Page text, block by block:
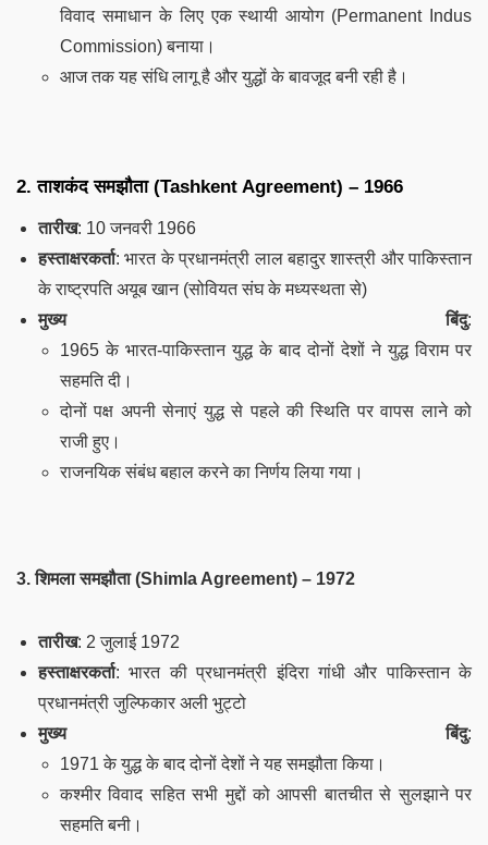
विवाद समाधान के लिए एक स्थायी आयोग (Permanent Indus
Commission) बनाया।
आज तक यह संधि लागू है और युद्धों के बावजूद बनी रही है।
2.ताशकंद समझौता (Tashkent Agreement) – 1966
तारीख: 10 जनवरी 1966
हस्ताक्षरकर्ता: भारत के प्रधानमंत्री लाल बहादुर शास्त्री और पाकिस्तान
के राष्ट्रपति अयूब खान (सोवियत संघ के मध्यस्थता से)
मुख्य बिंदु:
1965 के भारत-पाकिस्तान युद्ध के बाद दोनों देशों ने युद्ध विराम पर
सहमति दी।
दोनों पक्ष अपनी सेनाएं युद्ध से पहले की स्थिति पर वापस लाने को
राजी हुए।
राजनयिक संबंध बहाल करने का निर्णय लिया गया।
3.शिमला समझौता (Shimla Agreement) – 1972
तारीख: 2 जुलाई 1972
हस्ताक्षरकर्ता: भारत की प्रधानमंत्री इंदिरा गांधी और पाकिस्तान के
प्रधानमंत्री जुल्फिकार अली भुट्टो
मुख्य बिंदु:
1971 के युद्ध के बाद दोनों देशों ने यह समझौता किया।
कश्मीर विवाद सहित सभी मुद्दों को आपसी बातचीत से सुलझाने पर
सहमति बनी।